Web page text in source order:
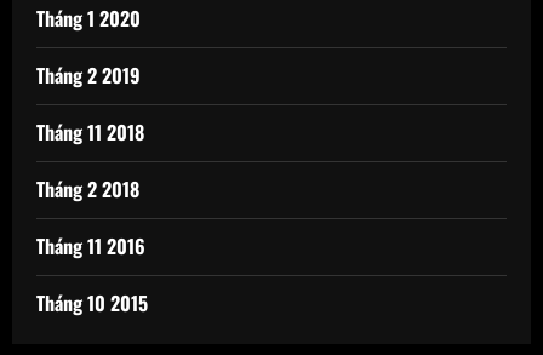
Tháng 1 2020
Tháng 2 2019
Tháng 11 2018
Tháng 2 2018
Tháng 11 2016
Tháng 10 2015